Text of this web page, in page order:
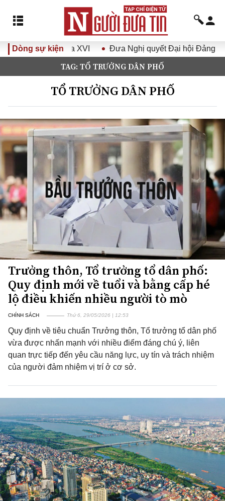
Dòng sự kiện
hội khóa XVI Đưa Nghị quyết Đại hội Đảng XIV vào
TAG: TỔ TRƯỞNG DÂN PHỐ
TỔ TRƯỞNG DÂN PHỐ
Trưởng thôn, Tổ trưởng tổ dân phố:
Quy định mới về tuổi và bằng cấp hé
lộ điều khiến nhiều người tò mò
CHÍNH SÁCH Thứ 6, 29/05/2026 | 12:53
Quy định về tiêu chuẩn Trưởng thôn, Tổ trưởng tổ dân phố
vừa được nhấn mạnh với nhiều điểm đáng chú ý, liên
quan trực tiếp đến yêu cầu năng lực, uy tín và trách nhiệm
của người đảm nhiệm vị trí ở cơ sở.